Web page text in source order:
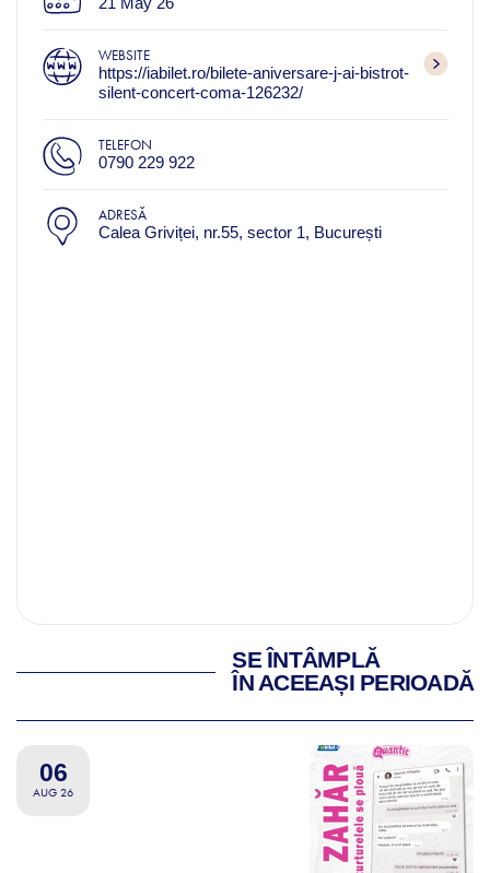
WEBSITE
https://iabilet.ro/bilete-aniversare-j-ai-bistrot-
silent-concert-coma-126232/
TELEFON
0790 229 922
ADRESĂ
Calea Griviței, nr.55, sector 1, București
SE ÎNTÂMPLĂ
ÎN ACEEAȘI PERIOADĂ
06
AUG 26